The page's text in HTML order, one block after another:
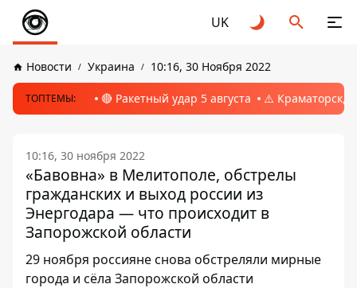
UK
Новости Украина 10:16, 30 Ноября 2022
ТОПТЕМЫ: 🔴 Ракетный удар 5 августа ⚠️ Краматорск,
10:16, 30 ноября 2022
«Бавовна» в Мелитополе, обстрелы
гражданских и выход россии из
Энергодара — что происходит в
Запорожской области
29 ноября россияне снова обстреляли мирные
города и сёла Запорожской области